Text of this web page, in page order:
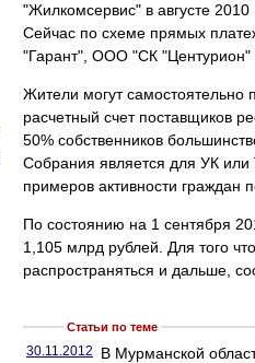
"Жилкомсервис" в августе
Сейчас по схеме прямых
"Гарант", ООО "СК
Жители могут
расчетный счет поставщиков
50% собственников
Собрания является для УК
примеров активности граждан
По состоянию на 1 сентября
1,105 млрд рублей. Для того
распространяться и дальше,
Статьи по теме
30.11.2012 В Мурманской